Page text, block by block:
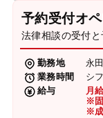
予約受付オ
法律相談の受付と
勤務地
永
業務時間
シ
給与
月
※
※